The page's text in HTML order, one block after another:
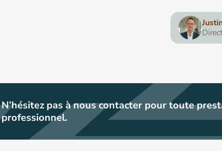
N’hésitez pas à nous contacter pour toute
professionnel.